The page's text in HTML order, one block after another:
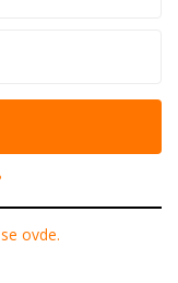
ovde.